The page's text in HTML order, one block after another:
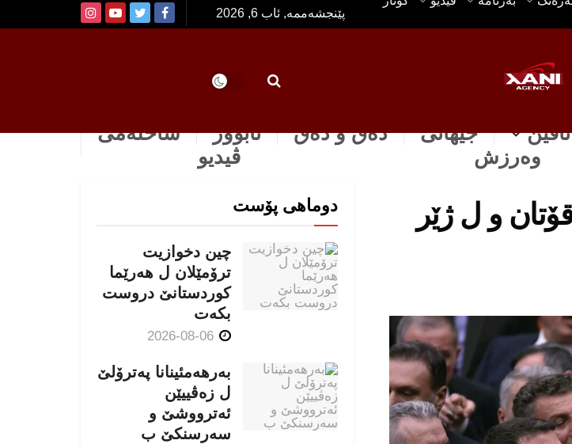
پێنجشەممە, ئاب 6, 2026
جیهانی دەق و دەق ئابوور
ساخله‌می
وه‌رزش ڤیدیو
و ل ژێر
دوماهی پۆست
چین دخوازیت
ترۆمێلان ل هەرێما
كوردستانێ دروست
بكەت
بەرهەمئینانا په‌ترۆلێ
ل زه‌ڤییێن
ئەترووشێ و
سەرسنكێ ب